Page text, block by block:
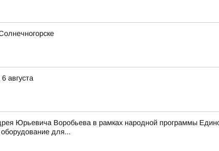
августа
Юрьевича Воробьева в рамках народной программы
для...